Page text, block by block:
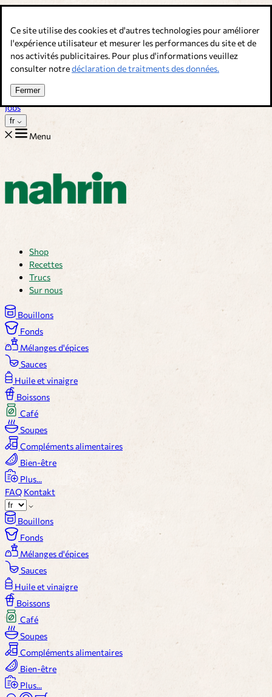
Ce site utilise des cookies et d'autres technologies pour améliorer
l'expérience utilisateur et mesurer les performances du site et de
nos activités publicitaires. Pour plus d'informations veuillez
consulter notredéclaration de traitments des données.
Fermer
Bouillons, épices & compléments alimentaires. Qualité suisse.
Service client
Recettes
Trucs
Sur nous
Jobs
fr
Menu
Shop
Recettes
Trucs
Sur nous
Bouillons
Fonds
Mélanges d'épices
Sauces
Huile et vinaigre
Boissons
Café
Soupes
Compléments alimentaires
Bien-être
Plus...
FAQ Kontakt
Bouillons
Fonds
Mélanges d'épices
Sauces
Huile et vinaigre
Boissons
Café
Soupes
Compléments alimentaires
Bien-être
Plus...